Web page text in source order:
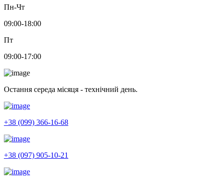
Пн-Чт
09:00-18:00
Пт
09:00-17:00
Остання середа місяця - технічний день.
+38 (099) 366-16-68
+38 (097) 905-10-21